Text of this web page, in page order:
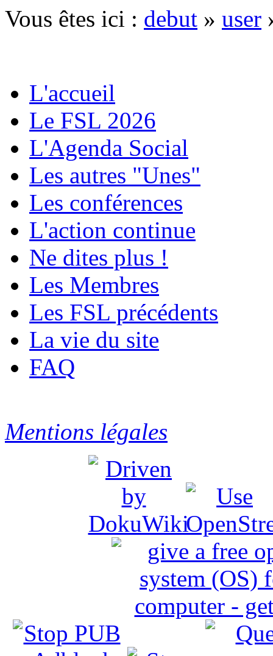
Vous êtes ici : debut » user
L'accueil
Le FSL 2026
L'Agenda Social
Les autres "Unes"
Les conférences
L'action continue
Ne dites plus !
Les Membres
Les FSL précédents
La vie du site
FAQ
Mentions légales